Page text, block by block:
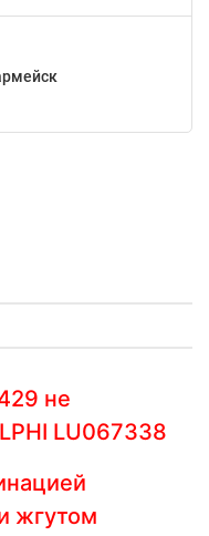
не
LU067338
жгутом